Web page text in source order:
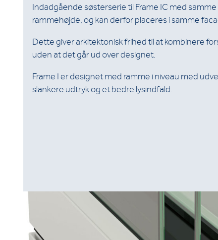
Indadgående søsterserie til Frame IC med
rammehøjde, og kan derfor placeres i samme
Dette giver arkitektonisk frihed til at kombinere
uden at det går ud over designet.
Frame I er designet med ramme i niveau med
slankere udtryk og et bedre lysindfald.